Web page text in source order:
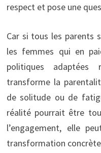
respect et pose une
Car si tous les parents
les femmes qui en
politiques
transforme la
de solitude ou de
réalité pourrait être
l’engagement, elle
transformation